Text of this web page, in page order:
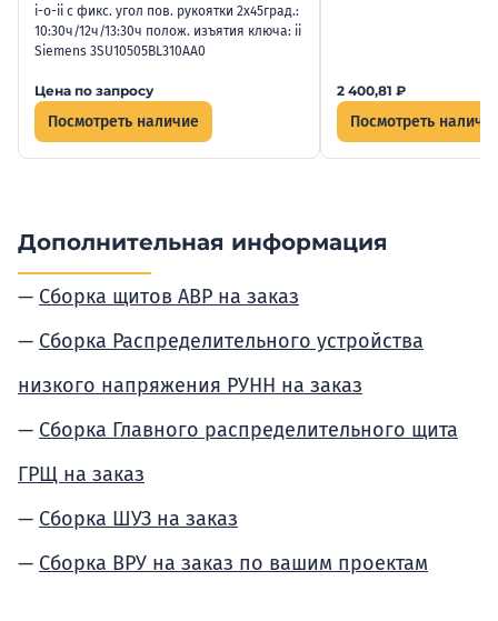
i-o-ii с фикс. угол пов. рукоятки 2х45град.:
10:30ч/12ч/13:30ч полож. изъятия ключа: ii
Siemens 3SU10505BL310AA0
Цена по запросу
Посмотреть наличие
2 400,81 ₽
Посмотреть
Дополнительная информация
Сборка щитов АВР на заказ
Сборка Распределительного устройства
низкого напряжения РУНН на заказ
Сборка Главного распределительного щита
ГРЩ на заказ
Сборка ШУЗ на заказ
Сборка ВРУ на заказ по вашим проектам